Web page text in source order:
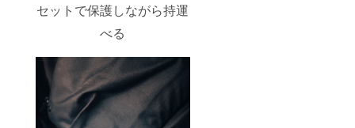
セットで保護しながら持運
べる